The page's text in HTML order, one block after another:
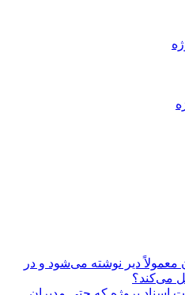
معمولاً دیر نوشته می‌شود و در
می‌کند؟